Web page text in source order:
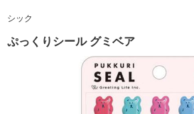
シック
ぷっくりシール グミベア